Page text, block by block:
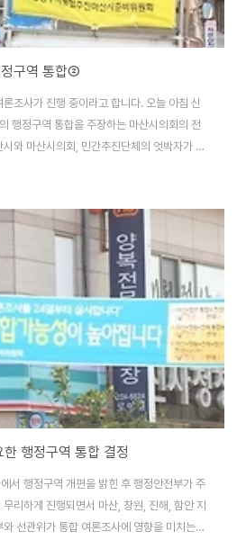
구역 통합②
조사가 진행 중이라고 합니다. 오늘 아침 신
행정구역 통합을 주장하는 마산시의회의 전
와 마산시의회, 민간추진단체의 엇박자가 계
로 행정구역 통합 자체를 반대하는 목소리는
수가 "지방분권을 표방한 자율통합은 거짓
더군요. ▲ 현행법상 통합 할 수 없다는 행안
안 통합 홍보가 이루어지고 있다 "마산시와
는 문을 닫아야 한다." "통합되면 한 곳은 자
시장이 임명한..
행정구역 통합 결정
서 행정구역 개편을 밝힌 후 행정안전부가 주
리하게 진행되면서 마산, 창원, 진해, 함안 지
선관위가 통합 여론조사에 영향을 미치는